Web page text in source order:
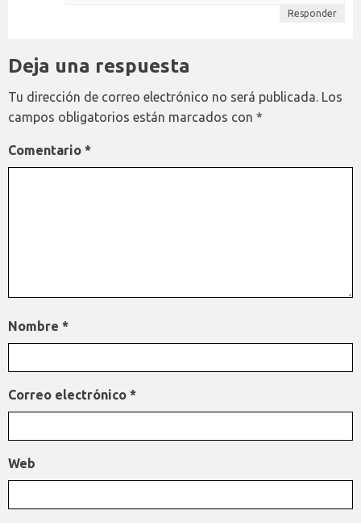
Responder
Deja una respuesta
Tu dirección de correo electrónico no será publicada. Los
campos obligatorios están marcados con *
Comentario *
Nombre *
Correo electrónico *
Web